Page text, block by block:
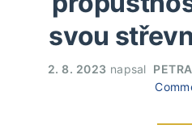
svou
2. 8. 2023 napsal